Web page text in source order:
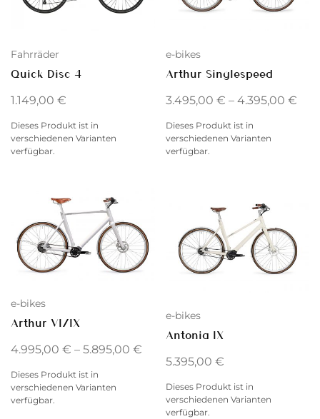
Fahrräder
Quick Disc 4
1.149,00 €
Dieses Produkt ist in
verschiedenen Varianten
verfügbar.
e-bikes
Arthur Singlespeed
3.495,00 € – 4.395,00 €
Dieses Produkt ist in
verschiedenen Varianten
verfügbar.
e-bikes
Arthur VI/IX
4.995,00 € – 5.895,00 €
Dieses Produkt ist in
verschiedenen Varianten
verfügbar.
e-bikes
Antonia IX
5.395,00 €
Dieses Produkt ist in
verschiedenen Varianten
verfügbar.